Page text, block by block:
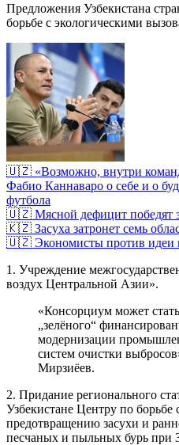
Предложения Узбекистана
борьбе с экологическими
🇺🇿 «Возможно, внутри
Фабио Каннаваро о себе и о
футбола
🇺🇿 Мясной дефицит победят
🇰🇿 Засуха затронет семь
🇺🇿 Экономисты против идеи
1. Учреждение
воздух Центральной Азии».
«Консорциум может
„зелёного“
модернизации
систем очистки
Мирзиёев.
2. Придание регионального
Узбекистане Центру по
предотвращению засухи и
песчаных и пыльных бурь при